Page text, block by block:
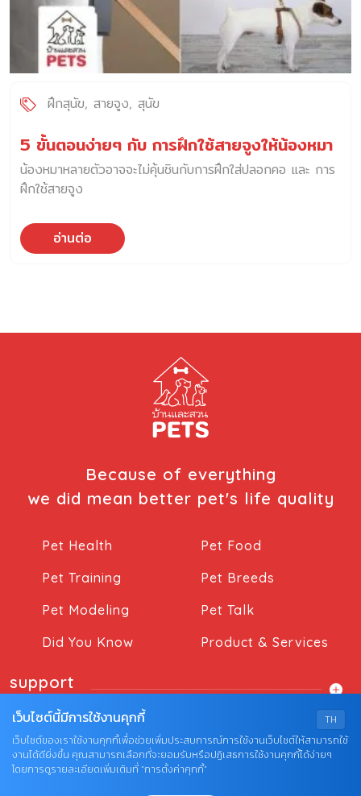
ฝึกสุนัข สายจูง สุนัข
5 ขั้นตอนง่ายๆ กับ การฝึกใช้สายจูงให้น้องหมา
น้องหมาหลายตัวอาจจะไม่คุ้นชินกับการฝึกใส่ปลอกคอ และ การ
ฝึกใช้สายจูง
อ่านต่อ
Because of everything
we did mean better pet's life quality
Pet Health
Pet Food
Pet Training
Pet Breeds
Pet Modeling
Pet Talk
Did You Know
Product & Services
support
TH
เว็บไซต์นี้มีการใช้งานคุกกี้
เว็บไซต์ของเราใช้งานคุกกี้เพื่อช่วยเพิ่มประสบการณ์การใช้งานเว็บไซต์ให้สามารถใช้
งานได้ดียิ่งขึ้น คุณสามารถเลือกที่จะยอมรับหรือปฏิเสธการใช้งานคุกกี้ได้ง่ายๆ
โดยการดูรายละเอียดเพิ่มเติมที่ “การตั้งค่าคุกกี้”